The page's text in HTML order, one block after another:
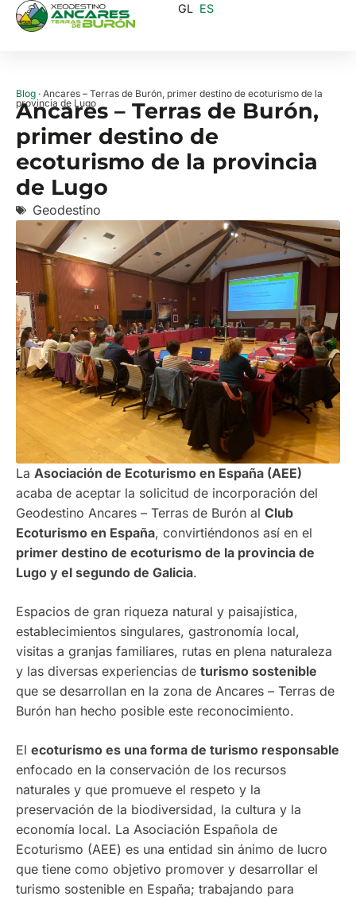
GL ES
Blog · Ancares – Terras de Burón, primer destino de ecoturismo de la
provincia de Lugo
Ancares – Terras de Burón,
primer destino de
ecoturismo de la provincia
de Lugo
Geodestino
La Asociación de Ecoturismo en España (AEE)
acaba de aceptar la solicitud de incorporación del
Geodestino Ancares – Terras de Burón al Club
Ecoturismo en España, convirtiéndonos así en el
primer destino de ecoturismo de la provincia de
Lugo y el segundo de Galicia.
Espacios de gran riqueza natural y paisajística,
establecimientos singulares, gastronomía local,
visitas a granjas familiares, rutas en plena naturaleza
y las diversas experiencias de turismo sostenible
que se desarrollan en la zona de Ancares – Terras de
Burón han hecho posible este reconocimiento.
El ecoturismo es una forma de turismo responsable
enfocado en la conservación de los recursos
naturales y que promueve el respeto y la
preservación de la biodiversidad, la cultura y la
economía local. La Asociación Española de
Ecoturismo (AEE) es una entidad sin ánimo de lucro
que tiene como objetivo promover y desarrollar el
turismo sostenible en España; trabajando para